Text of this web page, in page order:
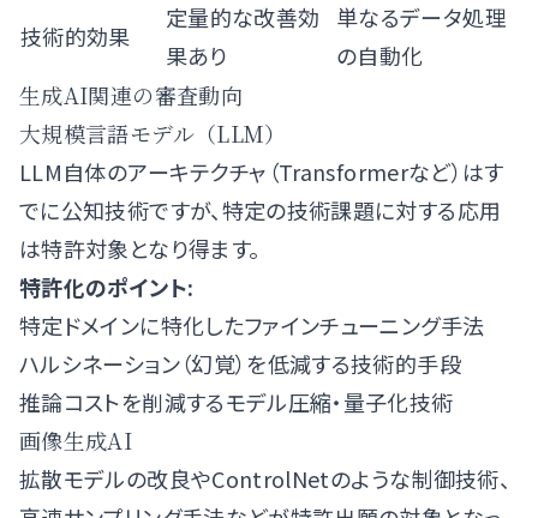
技術的効果
定量的な改善効
果あり
単なるデータ処理
の自動化
生成AI関連の審査動向
大規模言語モデル（LLM）
LLM自体のアーキテクチャ（Transformerなど）はす
でに公知技術ですが、特定の技術課題に対する応用
は特許対象となり得ます。
特許化のポイント:
特定ドメインに特化したファインチューニング手法
ハルシネーション（幻覚）を低減する技術的手段
推論コストを削減するモデル圧縮・量子化技術
画像生成AI
拡散モデルの改良やControlNetのような制御技術、